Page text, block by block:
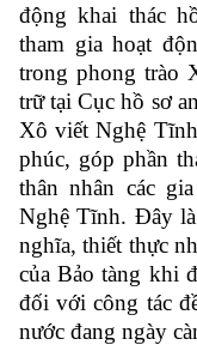
động khai thác
tham gia hoạt
trong phong trào
trữ tại Cục hồ sơ
Xô viết Nghệ
phúc, góp phần
thân nhân các
Nghệ Tĩnh. Đây
nghĩa, thiết thực
của Bảo tàng khi
đối với công tác
nước đang ngày